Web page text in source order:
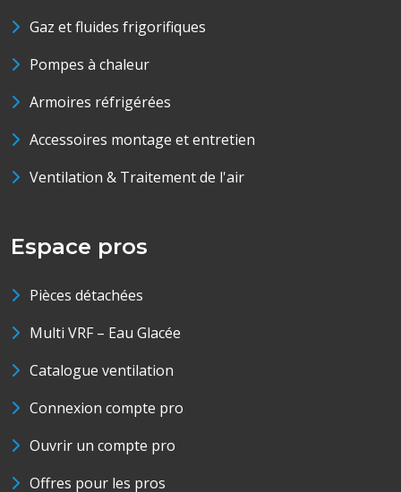
Gaz et fluides frigorifiques
Pompes à chaleur
Armoires réfrigérées
Accessoires montage et entretien
Ventilation & Traitement de l'air
Espace pros
Pièces détachées
Multi VRF – Eau Glacée
Catalogue ventilation
Connexion compte pro
Ouvrir un compte pro
Offres pour les pros